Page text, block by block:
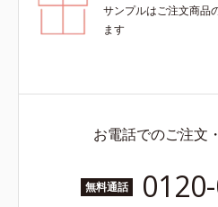
サンプルはご注文商品
ます
お電話でのご注文
無料通話